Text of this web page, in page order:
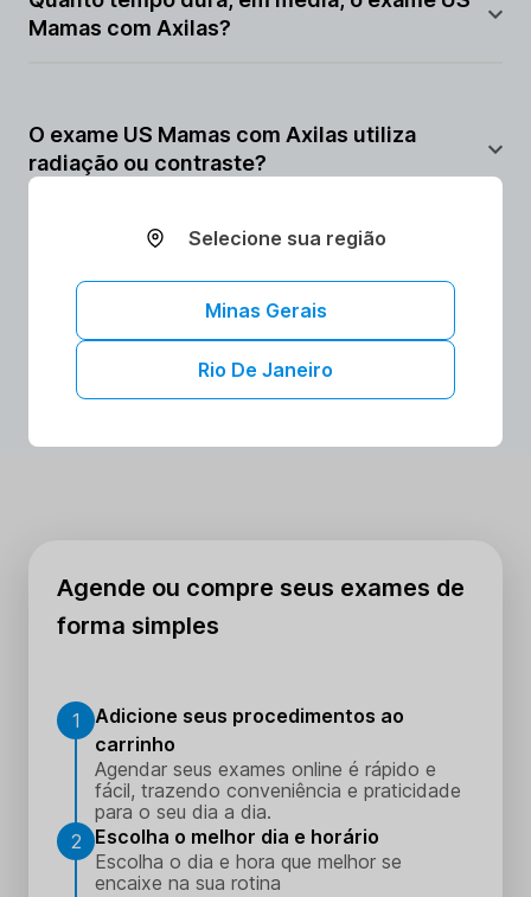
Mamas com Axilas?
complexidade. Não requer preparo específico e o
laudo costuma sair em até 48 horas.
O exame US Mamas com Axilas utiliza
radiação ou contraste?
Não. É realizado com ultrassom, sem uso de radiação
AGENDAR ONLINE
Agende ou compre seus exames de
forma simples
1
Adicione seus procedimentos ao
carrinho
Agendar seus exames online é rápido e
fácil, trazendo conveniência e praticidade
para o seu dia a dia.
2
Escolha o melhor dia e horário
Escolha o dia e hora que melhor se
encaixe na sua rotina
Selecione sua região
Minas Gerais
Rio De Janeiro